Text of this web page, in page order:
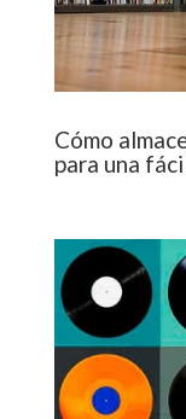
Cómo
para una